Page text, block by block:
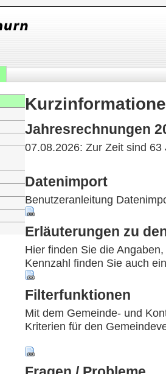
Jahresrechnungen
07.08.2026: Zur Zeit sind
Datenimport
Benutzeranleitung
Erläuterungen zu
Hier finden Sie die
Kennzahl finden Sie auch
Filterfunktionen
Mit dem Gemeinde- und
Kriterien für den